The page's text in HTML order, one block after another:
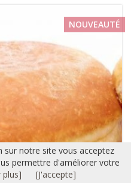
NOUVEAUTÉ
sur notre site vous acceptez
permettre d'améliorer votre
plus] [J'accepte]